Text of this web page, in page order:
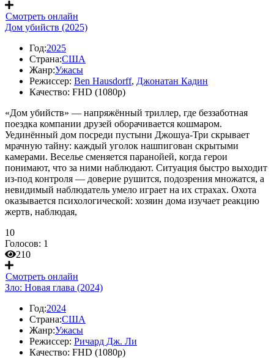
Смотреть онлайн
Дом убийств (2025)
Год:2025
Страна:США
Жанр:Ужасы
Режиссер: Ben Hausdorff, Джонатан Кадин
Качество: FHD (1080p)
«Дом убийств» — напряжённый триллер, где беззаботная
поездка компании друзей оборачивается кошмаром.
Уединённый дом посреди пустыни Джошуа-Три скрывает
мрачную тайну: каждый уголок нашпигован скрытыми
камерами. Веселье сменяется паранойей, когда герои
понимают, что за ними наблюдают. Ситуация быстро выходит
из-под контроля — доверие рушится, подозрения множатся, а
невидимый наблюдатель умело играет на их страхах. Охота
оказывается психологической: хозяин дома изучает реакцию
жертв, наблюдая,
10
Голосов: 1
210
Смотреть онлайн
Зло: Новая глава (2024)
Год:2024
Страна:США
Жанр:Ужасы
Режиссер: Ричард Дж. Ли
Качество: FHD (1080p)